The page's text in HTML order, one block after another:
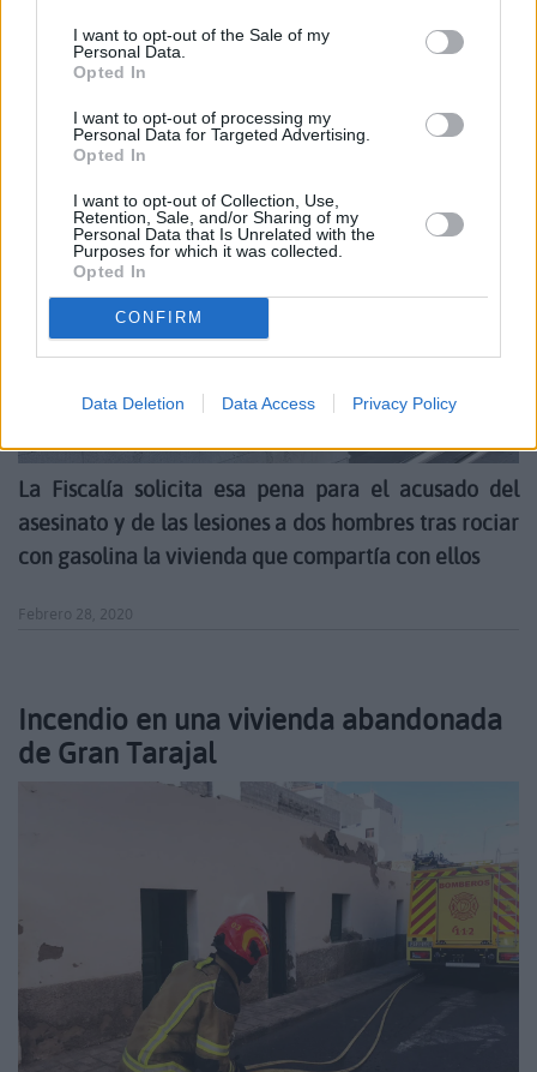
I want to opt-out of the Sale of my
Personal Data.
Opted In
I want to opt-out of processing my
Personal Data for Targeted Advertising.
Opted In
I want to opt-out of Collection, Use,
Retention, Sale, and/or Sharing of my
Personal Data that Is Unrelated with the
Purposes for which it was collected.
Opted In
CONFIRM
Data Deletion Data Access Privacy Policy
Piden 25 años de cárcel por matar
quemando a una mujer en Arrecife
La Fiscalía solicita esa pena para el acusado del
asesinato y de las lesiones a dos hombres tras rociar
con gasolina la vivienda que compartía con ellos
Febrero 28, 2020
Incendio en una vivienda abandonada
de Gran Tarajal